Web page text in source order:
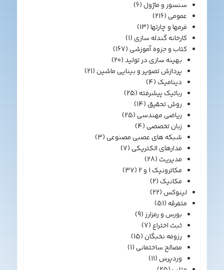
سنسور و ماژول(6)
عمومی(216)
فرمها و چارتها(13)
کارخانه گندله سازی(1)
کتاب و جزوه آموزشی(167)
بهینه سازی در تولید(20)
پردازش تصویر و بینایی ماشین(21)
دینامیک(4)
رباتیک پیشرفته(25)
روش تحقیق(14)
ریاضی مهندسی(25)
زبان تخصصی(4)
شبکه های عصبی مصنوعی(3)
مدارهای الکتریکی(7)
مدیریت(28)
مکاترونیک 1 و 2
(37)
مکانیک(2)
لینوکس(22)
متفرقه(51)
بورس و رمزارز(9)
ثبت اختراع(7)
رزومه نخبگان(15)
مصالح ساختمانی(1)
وردپرس(11)